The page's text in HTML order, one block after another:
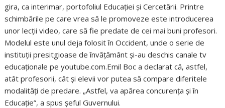
gira, ca interimar, portofoliul Educaţiei şi Cercetării. Printre
schimbările pe care vrea să le promoveze este introducerea
unor lecţii video, care să fie predate de cei mai buni profesori.
Modelul este unul deja folosit în Occident, unde o serie de
instituţii presitgioase de învăţământ şi-au deschis canale tv
educaţionale pe youtube.com.Emil Boc a declarat că, astfel,
atât profesorii, cât şi elevii vor putea să compare diferitele
modalităţi de predare. „Astfel, va apărea concurenţa şi în
Educaţie”, a spus şeful Guvernului.